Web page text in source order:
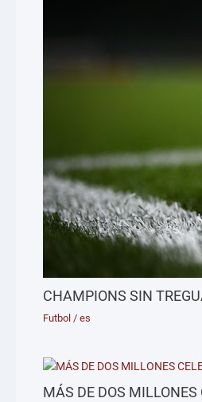
CHAMPIONS SIN
Futbol /es
MÁS DE DOS